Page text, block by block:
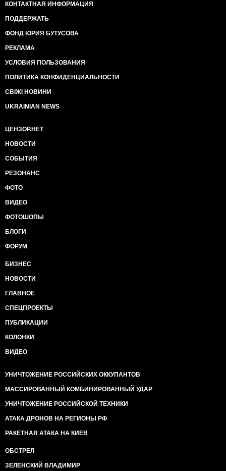
КОНТАКТНАЯ ИНФОРМАЦИЯ
ПОДДЕРЖАТЬ
ФОНД ЮРИЯ БУТУСОВА
РЕКЛАМА
УСЛОВИЯ ПОЛЬЗОВАНИЯ
ПОЛИТИКА КОНФИДЕНЦИАЛЬНОСТИ
СВІЖІ НОВИНИ
UKRAINIAN NEWS
ЦЕНЗОР.НЕТ
НОВОСТИ
СОБЫТИЯ
РЕЗОНАНС
ФОТО
ВИДЕО
ФОТОШОПЫ
БЛОГИ
ФОРУМ
БИЗНЕС
НОВОСТИ
ГЛАВНОЕ
СПЕЦПРОЕКТЫ
ПУБЛИКАЦИИ
КОЛОНКИ
ВИДЕО
УНИЧТОЖЕНИЕ РОССИЙСКИХ ОККУПАНТОВ
МАССИРОВАННЫЙ КОМБИНИРОВАННЫЙ УДАР
УНИЧТОЖЕНИЕ РОССИЙСКОЙ ТЕХНИКИ
АТАКА ДРОНОВ НА РЕГИОНЫ РФ
РАКЕТНАЯ АТАКА НА КИЕВ
ОБСТРЕЛ
ЗЕЛЕНСКИЙ ВЛАДИМИР